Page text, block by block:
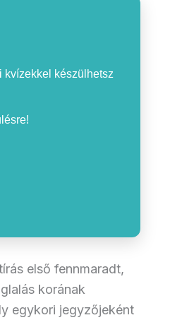
kvízekkel készülhetsz
első fennmaradt,
korának
egykori jegyzőjeként